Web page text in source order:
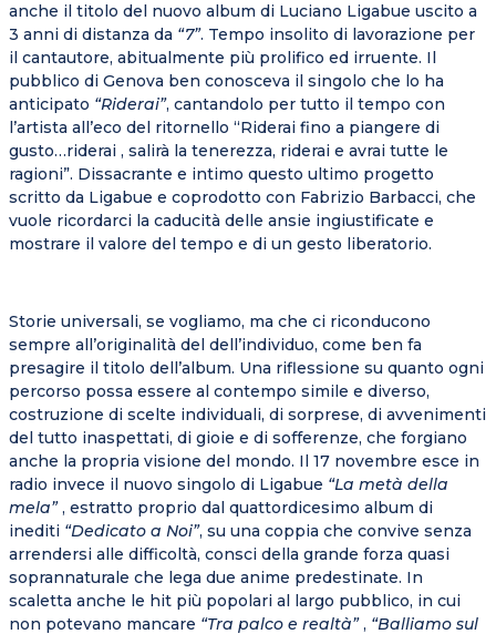
anche il titolo del nuovo album di Luciano Ligabue uscito a
3 anni di distanza da “7”. Tempo insolito di lavorazione per
il cantautore, abitualmente più prolifico ed irruente. Il
pubblico di Genova ben conosceva il singolo che lo ha
anticipato “Riderai”, cantandolo per tutto il tempo con
l’artista all’eco del ritornello “Riderai fino a piangere di
gusto…riderai , salirà la tenerezza, riderai e avrai tutte le
ragioni”. Dissacrante e intimo questo ultimo progetto
scritto da Ligabue e coprodotto con Fabrizio Barbacci, che
vuole ricordarci la caducità delle ansie ingiustificate e
mostrare il valore del tempo e di un gesto liberatorio.
Storie universali, se vogliamo, ma che ci riconducono
sempre all’originalità del dell’individuo, come ben fa
presagire il titolo dell’album. Una riflessione su quanto ogni
percorso possa essere al contempo simile e diverso,
costruzione di scelte individuali, di sorprese, di avvenimenti
del tutto inaspettati, di gioie e di sofferenze, che forgiano
anche la propria visione del mondo. Il 17 novembre esce in
radio invece il nuovo singolo di Ligabue “La metà della
mela”, estratto proprio dal quattordicesimo album di
inediti “Dedicato a Noi”, su una coppia che convive senza
arrendersi alle difficoltà, consci della grande forza quasi
soprannaturale che lega due anime predestinate. In
scaletta anche le hit più popolari al largo pubblico, in cui
non potevano mancare “Tra palco e realtà”, “Balliamo sul